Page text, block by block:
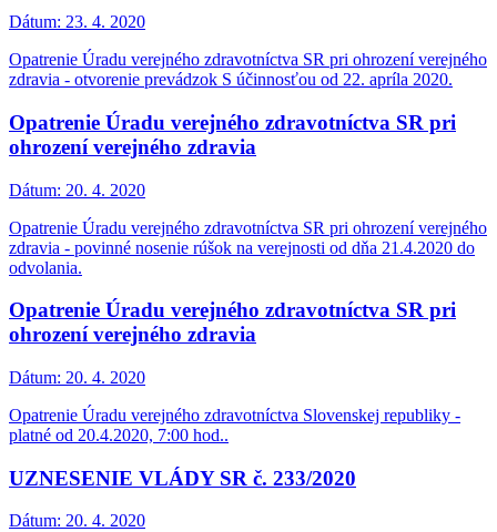
Dátum: 23. 4. 2020
Opatrenie Úradu verejného zdravotníctva SR pri ohrození verejného
zdravia - otvorenie prevádzok S účinnosťou od 22. apríla 2020.
Opatrenie Úradu verejného zdravotníctva SR pri
ohrození verejného zdravia
Dátum: 20. 4. 2020
Opatrenie Úradu verejného zdravotníctva SR pri ohrození verejného
zdravia - povinné nosenie rúšok na verejnosti od dňa 21.4.2020 do
odvolania.
Opatrenie Úradu verejného zdravotníctva SR pri
ohrození verejného zdravia
Dátum: 20. 4. 2020
Opatrenie Úradu verejného zdravotníctva Slovenskej republiky -
platné od 20.4.2020, 7:00 hod..
UZNESENIE VLÁDY SR č. 233/2020
Dátum: 20. 4. 2020